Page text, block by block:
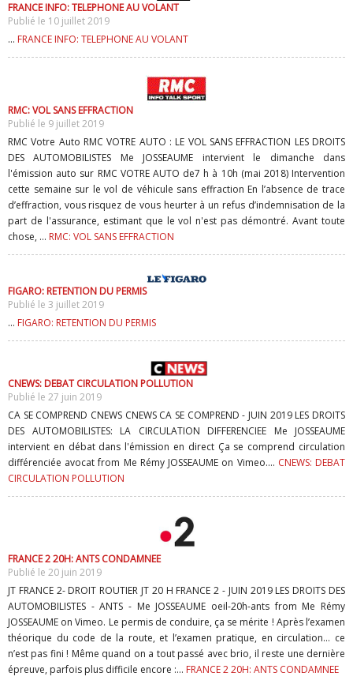
FRANCE INFO: TELEPHONE AU VOLANT
Publié le 10 juillet 2019
... FRANCE INFO: TELEPHONE AU VOLANT
RMC: VOL SANS EFFRACTION
Publié le 9 juillet 2019
RMC Votre Auto RMC VOTRE AUTO : LE VOL SANS EFFRACTION LES DROITS
DES AUTOMOBILISTES Me JOSSEAUME intervient le dimanche dans
l'émission auto sur RMC VOTRE AUTO de7 h à 10h (mai 2018) Intervention
cette semaine sur le vol de véhicule sans effraction En l’absence de trace
d’effraction, vous risquez de vous heurter à un refus d’indemnisation de la
part de l'assurance, estimant que le vol n'est pas démontré. Avant toute
chose, ... RMC: VOL SANS EFFRACTION
FIGARO: RETENTION DU PERMIS
Publié le 3 juillet 2019
... FIGARO: RETENTION DU PERMIS
CNEWS: DEBAT CIRCULATION POLLUTION
Publié le 27 juin 2019
CA SE COMPREND CNEWS CNEWS CA SE COMPREND - JUIN 2019 LES DROITS
DES AUTOMOBILISTES: LA CIRCULATION DIFFERENCIEE Me JOSSEAUME
intervient en débat dans l'émission en direct Ça se comprend circulation
différenciée avocat from Me Rémy JOSSEAUME on Vimeo.... CNEWS: DEBAT
CIRCULATION POLLUTION
FRANCE 2 20H: ANTS CONDAMNEE
Publié le 20 juin 2019
JT FRANCE 2- DROIT ROUTIER JT 20 H FRANCE 2 - JUIN 2019 LES DROITS DES
AUTOMOBILISTES - ANTS - Me JOSSEAUME oeil-20h-ants from Me Rémy
JOSSEAUME on Vimeo. Le permis de conduire, ça se mérite ! Après l’examen
théorique du code de la route, et l’examen pratique, en circulation… ce
n’est pas fini ! Même quand on a tout passé avec brio, il reste une dernière
épreuve, parfois plus difficile encore :... FRANCE 2 20H: ANTS CONDAMNEE